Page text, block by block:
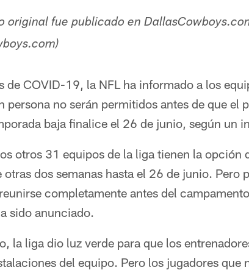
original fue publicado en
de COVID-19, la NFL ha informado a los
persona no serán permitidos antes de que el
baja finalice el 26 de junio, según un
otros 31 equipos de la liga tienen la opción
dos semanas hasta el 26 de junio. Pero
completamente antes del
sido anunciado.
la liga dio luz verde para que los
del equipo. Pero los jugadores que